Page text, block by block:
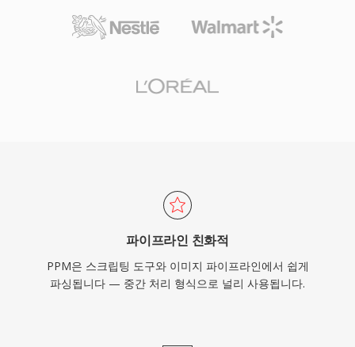
파이프라인 친화적
PPM은 스크립팅 도구와 이미지 파이프라인에서 쉽게
파싱됩니다 — 중간 처리 형식으로 널리 사용됩니다.